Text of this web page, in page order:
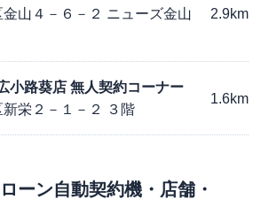
山４－６－２ ニューズ金山
2.9km
小路葵店 無人契約コーナー
栄２－１－２ ３階
1.6km
ーン自動契約機・店舗・